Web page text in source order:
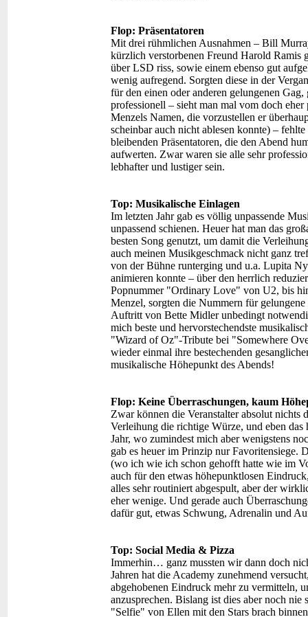
Flop: Präsentatoren
Mit drei rühmlichen Ausnahmen – Bill
kürzlich verstorbenen Freund Harold Ramis
über LSD riss, sowie einem ebenso gut
wenig aufregend. Sorgten diese in der
für den einen oder anderen gelungenen
professionell – sieht man mal vom doch
Menzels Namen, die vorzustellen er
scheinbar auch nicht ablesen konnte) –
bleibenden Präsentatoren, die den Abend
aufwerten. Zwar waren sie alle sehr
lebhafter und lustiger sein.
Top: Musikalische Einlagen
Im letzten Jahr gab es völlig unpassende
unpassend schienen. Heuer hat man das
besten Song genutzt, um damit die
auch meinen Musikgeschmack nicht ganz
von der Bühne runterging und u.a. Lupita
animieren konnte – über den herrlich
Popnummer "Ordinary Love" von U2, bis
Menzel, sorgten die Nummern für
Auftritt von Bette Midler unbedingt
mich beste und hervorstechendste
"Wizard of Oz"-Tribute bei "Somewhere
wieder einmal ihre bestechenden
musikalische Höhepunkt des Abends!
Flop: Keine Überraschungen, kaum
Zwar können die Veranstalter absolut
Verleihung die richtige Würze, und eben
Jahr, wo zumindest mich aber wenigstens
gab es heuer im Prinzip nur Favoritensiege.
(wo ich wie ich schon gehofft hatte wie im
auch für den etwas höhepunktlosen
alles sehr routiniert abgespult, aber der
eher wenige. Und gerade auch
dafür gut, etwas Schwung, Adrenalin und
Top: Social Media & Pizza
Immerhin… ganz mussten wir dann doch
Jahren hat die Academy zunehmend
abgehobenen Eindruck mehr zu vermitteln,
anzusprechen. Bislang ist dies aber noch
"Selfie" von Ellen mit den Stars brach